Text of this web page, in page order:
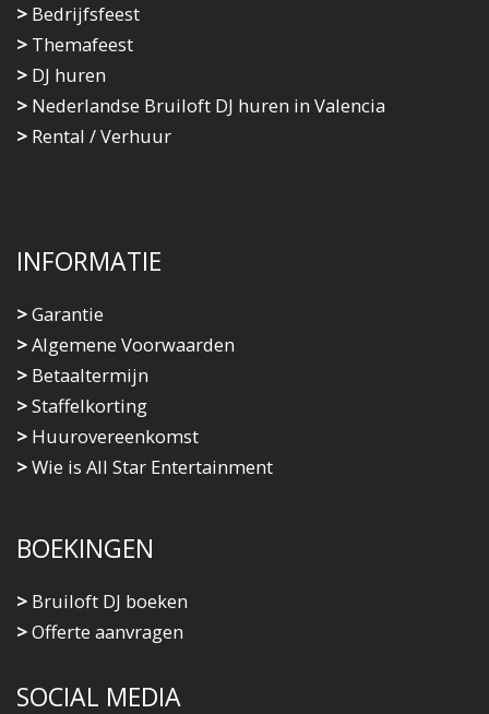
> Bedrijfsfeest
> Themafeest
> DJ huren
> Nederlandse Bruiloft DJ huren in Valencia
> Rental / Verhuur
INFORMATIE
>Garantie
>Algemene Voorwaarden
> Betaaltermijn
>Staffelkorting
> Huurovereenkomst
>Wie is All Star Entertainment
BOEKINGEN
> Bruiloft DJ boeken
>Offerte aanvragen
SOCIAL MEDIA